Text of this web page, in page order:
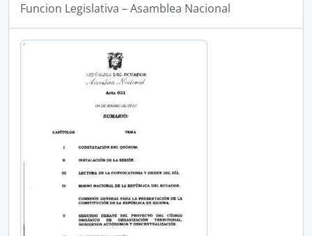
Funcion Legislativa – Asamblea Nacional